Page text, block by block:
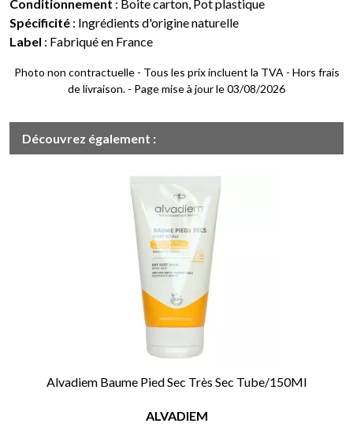
Conditionnement : Boite carton, Pot plastique
Spécificité : Ingrédients d'origine naturelle
Label : Fabriqué en France
Photo non contractuelle - Tous les prix incluent la TVA - Hors frais
de livraison. - Page mise à jour le 03/08/2026
Découvrez également :
Alvadiem Baume Pied Sec Très Sec Tube/150Ml
ALVADIEM